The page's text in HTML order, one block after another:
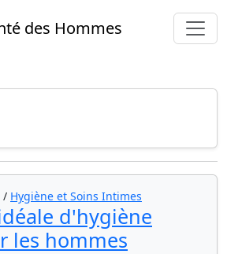
des Hommes
/ Hygiène et Soins Intimes
d'hygiène
les hommes